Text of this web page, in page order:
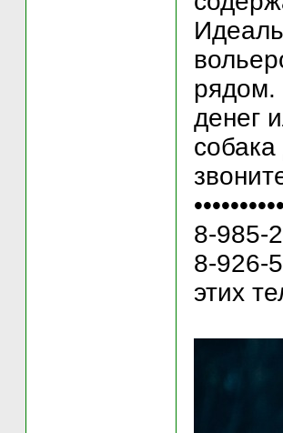
рядом.
денег
8-985-
8-926-
этих